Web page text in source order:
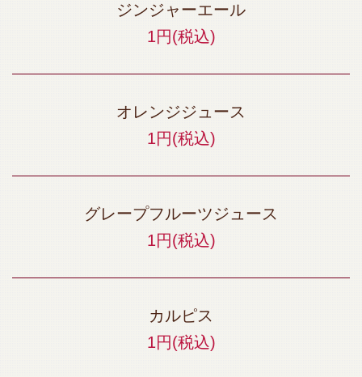
ジンジャーエール
1円(税込)
オレンジジュース
1円(税込)
グレープフルーツジュース
1円(税込)
カルピス
1円(税込)